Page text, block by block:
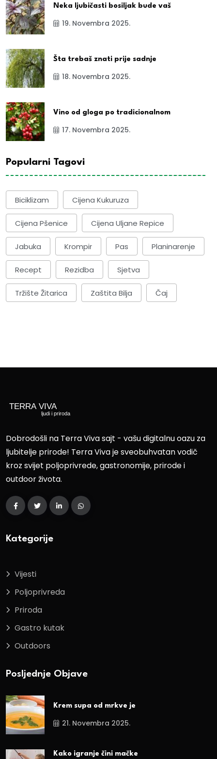
Neka ljubičasti bosiljak bude vaš
19. Novembra 2025.
Šta trebaš znati prije sadnje
18. Novembra 2025.
Vino od gloga po tradicionalnom
17. Novembra 2025.
Popularni Tagovi
Biciklizam Cijena Kukuruza
Cijena Pšenice Cijena Uljane Repice
Jabuka Krompir Pas Planinarenje
Recept Rezidba Sjetva
Tržište Žitarica Zaštita Bilja Čaj
Dobrodošli na Terra Viva sajt - vašu digitalnu oazu za
ljubitelje prirode! Terra Viva je sveobuhvatan vodič
kroz svijet poljoprivrede, gastronomije, prirode i
outdoor života.
Kategorije
Vijesti
Poljoprivreda
Priroda
Gastro kutak
Outdoors
Posljednje Objave
Krem supa od mrkve je
21. Novembra 2025.
Kako igranje čini mačke